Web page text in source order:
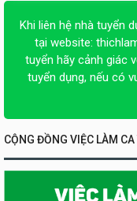
Khi liên hệ nhà tuyển
tại website:
tuyển hãy cảnh giác
tuyển dụng, nếu có
CỘNG ĐỒNG VIỆC LÀM CA